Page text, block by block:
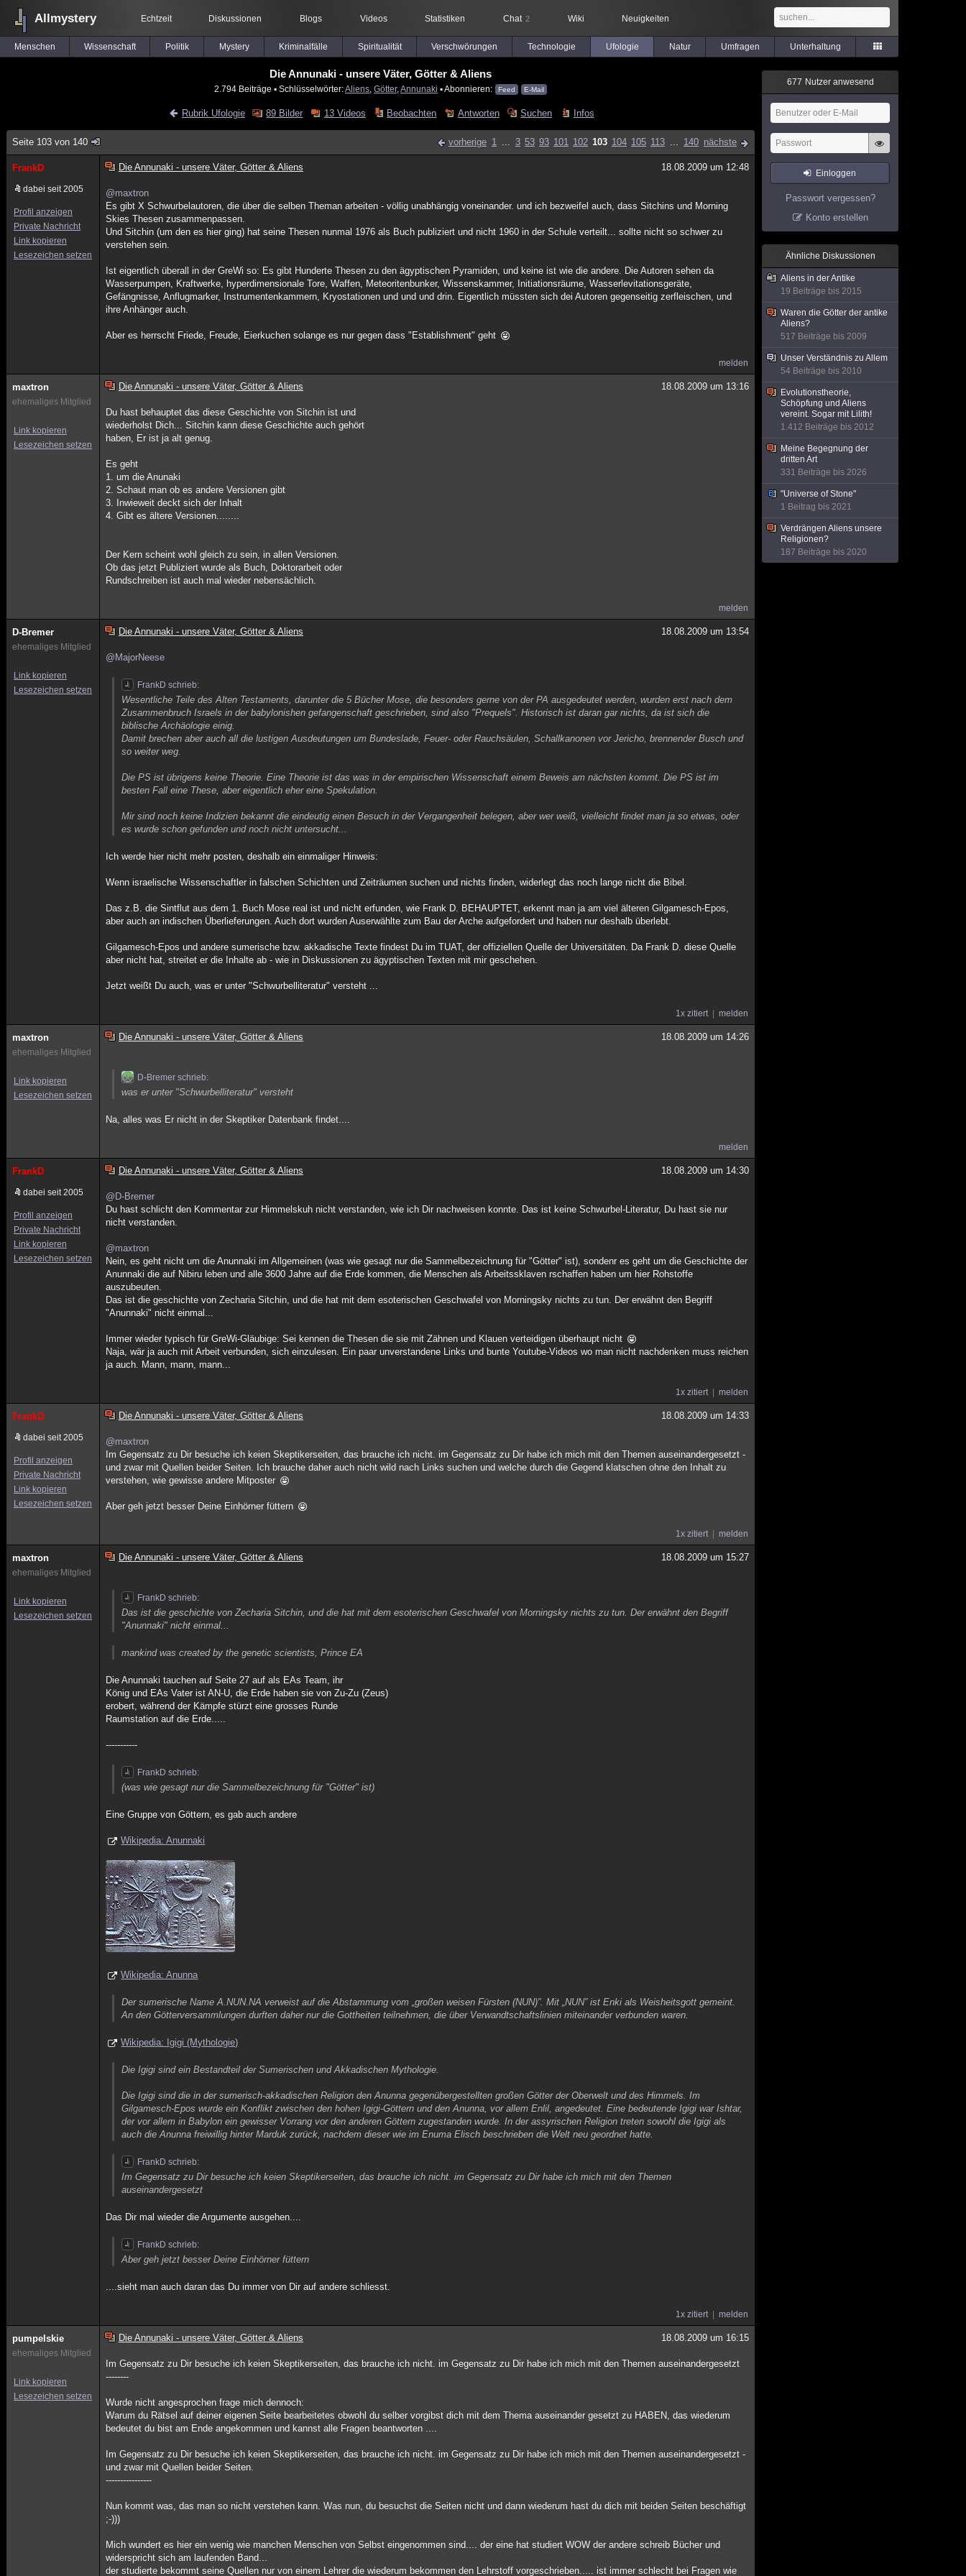
Allmystery Echtzeit Diskussionen Blogs Videos Statistiken Chat 2 Wiki Neuigkeiten
Menschen Wissenschaft Politik Mystery Kriminalfälle Spiritualität Verschwörungen Technologie Ufologie Natur Umfragen Unterhaltung
Die Annunaki - unsere Väter, Götter & Aliens
2.794 Beiträge ▪ Schlüsselwörter:Aliens Götter, Annunaki ▪ Abonnieren: Feed E-Mail
Rubrik Ufologie 89 Bilder 13 Videos Beobachten Antworten Suchen Infos
Seite 103 von 140 vorherige 1 ... 3 53 93 101 102 103 104 105 113 ... 140 nächste
FrankD
dabei seit 2005
Profil anzeigen
Private Nachricht
Link kopieren
Lesezeichen setzen
Die Annunaki - unsere Väter, Götter & Aliens 18.08.2009 um 12:48
@maxtron
Es gibt X Schwurbelautoren, die über die selben Theman arbeiten - völlig unabhängig voneinander. und ich bezweifel auch, dass Sitchins und Morning
Skies Thesen zusammenpassen.
Und Sitchin (um den es hier ging) hat seine Thesen nunmal 1976 als Buch publiziert und nicht 1960 in der Schule verteilt... sollte nicht so schwer zu
verstehen sein.
Ist eigentlich überall in der GreWi so: Es gibt Hunderte Thesen zu den ägyptischen Pyramiden, und keine ist wie die andere. Die Autoren sehen da
Wasserpumpen, Kraftwerke, hyperdimensionale Tore, Waffen, Meteoritenbunker, Wissenskammer, Initiationsräume, Wasserlevitationsgeräte,
Gefängnisse, Anflugmarker, Instrumentenkammern, Kryostationen und und und drin. Eigentlich müssten sich dei Autoren gegenseitig zerfleischen, und
ihre Anhänger auch.
Aber es herrscht Friede, Freude, Eierkuchen solange es nur gegen dass "Establishment" geht
melden
maxtron
ehemaliges Mitglied
Link kopieren
Lesezeichen setzen
Die Annunaki - unsere Väter, Götter & Aliens 18.08.2009 um 13:16
Du hast behauptet das diese Geschichte von Sitchin ist und
wiederholst Dich... Sitchin kann diese Geschichte auch gehört
haben, Er ist ja alt genug.
Es geht
1. um die Anunaki
2. Schaut man ob es andere Versionen gibt
3. Inwieweit deckt sich der Inhalt
4. Gibt es ältere Versionen........
Der Kern scheint wohl gleich zu sein, in allen Versionen.
Ob das jetzt Publiziert wurde als Buch, Doktorarbeit oder
Rundschreiben ist auch mal wieder nebensächlich.
melden
D-Bremer
ehemaliges Mitglied
Link kopieren
Lesezeichen setzen
Die Annunaki - unsere Väter, Götter & Aliens 18.08.2009 um 13:54
@MajorNeese
FrankD schrieb:
Wesentliche Teile des Alten Testaments, darunter die 5 Bücher Mose, die besonders gerne von der PA ausgedeutet werden, wurden erst nach dem
Zusammenbruch Israels in der babylonishen gefangenschaft geschrieben, sind also "Prequels". Historisch ist daran gar nichts, da ist sich die
biblische Archäologie einig.
Damit brechen aber auch all die lustigen Ausdeutungen um Bundeslade, Feuer- oder Rauchsäulen, Schallkanonen vor Jericho, brennender Busch und
so weiter weg.
Die PS ist übrigens keine Theorie. Eine Theorie ist das was in der empirischen Wissenschaft einem Beweis am nächsten kommt. Die PS ist im
besten Fall eine These, aber eigentlich eher eine Spekulation.
Mir sind noch keine Indizien bekannt die eindeutig einen Besuch in der Vergangenheit belegen, aber wer weiß, vielleicht findet man ja so etwas, oder
es wurde schon gefunden und noch nicht untersucht...
Ich werde hier nicht mehr posten, deshalb ein einmaliger Hinweis:
Wenn israelische Wissenschaftler in falschen Schichten und Zeiträumen suchen und nichts finden, widerlegt das noch lange nicht die Bibel.
Das z.B. die Sintflut aus dem 1. Buch Mose real ist und nicht erfunden, wie Frank D. BEHAUPTET, erkennt man ja am viel älteren Gilgamesch-Epos,
aber auch an indischen Überlieferungen. Auch dort wurden Auserwählte zum Bau der Arche aufgefordert und haben nur deshalb überlebt.
Gilgamesch-Epos und andere sumerische bzw. akkadische Texte findest Du im TUAT, der offiziellen Quelle der Universitäten. Da Frank D. diese Quelle
aber nicht hat, streitet er die Inhalte ab - wie in Diskussionen zu ägyptischen Texten mit mir geschehen.
Jetzt weißt Du auch, was er unter "Schwurbelliteratur" versteht ...
1x zitiert melden
maxtron
ehemaliges Mitglied
Link kopieren
Lesezeichen setzen
Die Annunaki - unsere Väter, Götter & Aliens 18.08.2009 um 14:26
D-Bremer schrieb:
was er unter "Schwurbelliteratur" versteht
Na, alles was Er nicht in der Skeptiker Datenbank findet....
melden
FrankD
dabei seit 2005
Profil anzeigen
Private Nachricht
Link kopieren
Lesezeichen setzen
Die Annunaki - unsere Väter, Götter & Aliens 18.08.2009 um 14:30
@D-Bremer
Du hast schlicht den Kommentar zur Himmelskuh nicht verstanden, wie ich Dir nachweisen konnte. Das ist keine Schwurbel-Literatur, Du hast sie nur
nicht verstanden.
@maxtron
Nein, es geht nicht um die Anunnaki im Allgemeinen (was wie gesagt nur die Sammelbezeichnung für "Götter" ist), sondenr es geht um die Geschichte der
Anunnaki die auf Nibiru leben und alle 3600 Jahre auf die Erde kommen, die Menschen als Arbeitssklaven rschaffen haben um hier Rohstoffe
auszubeuten.
Das ist die geschichte von Zecharia Sitchin, und die hat mit dem esoterischen Geschwafel von Morningsky nichts zu tun. Der erwähnt den Begriff
"Anunnaki" nicht einmal...
Immer wieder typisch für GreWi-Gläubige: Sei kennen die Thesen die sie mit Zähnen und Klauen verteidigen überhaupt nicht
Naja, wär ja auch mit Arbeit verbunden, sich einzulesen. Ein paar unverstandene Links und bunte Youtube-Videos wo man nicht nachdenken muss reichen
ja auch. Mann, mann, mann...
1x zitiert melden
FrankD
dabei seit 2005
Profil anzeigen
Private Nachricht
Link kopieren
Lesezeichen setzen
Die Annunaki - unsere Väter, Götter & Aliens 18.08.2009 um 14:33
@maxtron
Im Gegensatz zu Dir besuche ich keien Skeptikerseiten, das brauche ich nicht. im Gegensatz zu Dir habe ich mich mit den Themen auseinandergesetzt -
und zwar mit Quellen beider Seiten. Ich brauche daher auch nicht wild nach Links suchen und welche durch die Gegend klatschen ohne den Inhalt zu
verstehen, wie gewisse andere Mitposter
Aber geh jetzt besser Deine Einhörner füttern
1x zitiert melden
maxtron
ehemaliges Mitglied
Link kopieren
Lesezeichen setzen
Die Annunaki - unsere Väter, Götter & Aliens 18.08.2009 um 15:27
FrankD schrieb:
Das ist die geschichte von Zecharia Sitchin, und die hat mit dem esoterischen Geschwafel von Morningsky nichts zu tun. Der erwähnt den Begriff
"Anunnaki" nicht einmal...
mankind was created by the genetic scientists, Prince EA
Die Anunnaki tauchen auf Seite 27 auf als EAs Team, ihr
König und EAs Vater ist AN-U, die Erde haben sie von Zu-Zu (Zeus)
erobert, während der Kämpfe stürzt eine grosses Runde
Raumstation auf die Erde.....
-----------
FrankD schrieb:
(was wie gesagt nur die Sammelbezeichnung für "Götter" ist)
Eine Gruppe von Göttern, es gab auch andere
Wikipedia: Anunnaki
Wikipedia: Anunna
Der sumerische Name A.NUN.NA verweist auf die Abstammung vom „großen weisen Fürsten (NUN)”. Mit „NUN” ist Enki als Weisheitsgott gemeint.
An den Götterversammlungen durften daher nur die Gottheiten teilnehmen, die über Verwandtschaftslinien miteinander verbunden waren.
Wikipedia: Igigi (Mythologie)
Die Igigi sind ein Bestandteil der Sumerischen und Akkadischen Mythologie.
Die Igigi sind die in der sumerisch-akkadischen Religion den Anunna gegenübergestellten großen Götter der Oberwelt und des Himmels. Im
Gilgamesch-Epos wurde ein Konflikt zwischen den hohen Igigi-Göttern und den Anunna, vor allem Enlil, angedeutet. Eine bedeutende Igigi war Ishtar,
der vor allem in Babylon ein gewisser Vorrang vor den anderen Göttern zugestanden wurde. In der assyrischen Religion treten sowohl die Igigi als
auch die Anunna freiwillig hinter Marduk zurück, nachdem dieser wie im Enuma Elisch beschrieben die Welt neu geordnet hatte.
FrankD schrieb:
Im Gegensatz zu Dir besuche ich keien Skeptikerseiten, das brauche ich nicht. im Gegensatz zu Dir habe ich mich mit den Themen
auseinandergesetzt
Das Dir mal wieder die Argumente ausgehen....
FrankD schrieb:
Aber geh jetzt besser Deine Einhörner füttern
....sieht man auch daran das Du immer von Dir auf andere schliesst.
1x zitiert melden
pumpelskie
ehemaliges Mitglied
Link kopieren
Lesezeichen setzen
Die Annunaki - unsere Väter, Götter & Aliens 18.08.2009 um 16:15
Im Gegensatz zu Dir besuche ich keien Skeptikerseiten, das brauche ich nicht. im Gegensatz zu Dir habe ich mich mit den Themen auseinandergesetzt
--------
Wurde nicht angesprochen frage mich dennoch:
Warum du Rätsel auf deiner eigenen Seite bearbeitetes obwohl du selber vorgibst dich mit dem Thema auseinander gesetzt zu HABEN, das wiederum
bedeutet du bist am Ende angekommen und kannst alle Fragen beantworten ....
Im Gegensatz zu Dir besuche ich keien Skeptikerseiten, das brauche ich nicht. im Gegensatz zu Dir habe ich mich mit den Themen auseinandergesetzt -
und zwar mit Quellen beider Seiten.
----------------
Nun kommt was, das man so nicht verstehen kann. Was nun, du besuchst die Seiten nicht und dann wiederum hast du dich mit beiden Seiten beschäftigt
;-)))
Mich wundert es hier ein wenig wie manchen Menschen von Selbst eingenommen sind.... der eine hat studiert WOW der andere schreib Bücher und
widerspricht sich am laufenden Band...
der studierte bekommt seine Quellen nur von einem Lehrer die wiederum bekommen den Lehrstoff vorgeschrieben..... ist immer schlecht bei Fragen wie
677 Nutzer anwesend
Einloggen
Passwort vergessen?
Konto erstellen
Ähnliche Diskussionen
Aliens in der Antike
19 Beiträge bis 2015
Waren die Götter der antike
Aliens?
517 Beiträge bis 2009
Unser Verständnis zu Allem
54 Beiträge bis 2010
Evolutionstheorie,
Schöpfung und Aliens
vereint. Sogar mit Lilith!
1.412 Beiträge bis 2012
Meine Begegnung der
dritten Art
331 Beiträge bis 2026
"Universe of Stone"
1 Beitrag bis 2021
Verdrängen Aliens unsere
Religionen?
187 Beiträge bis 2020